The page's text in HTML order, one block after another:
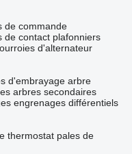
de commande
de contact plafonniers
d'alternateur
d'embrayage arbre
arbres secondaires
engrenages différentiels
thermostat pales de